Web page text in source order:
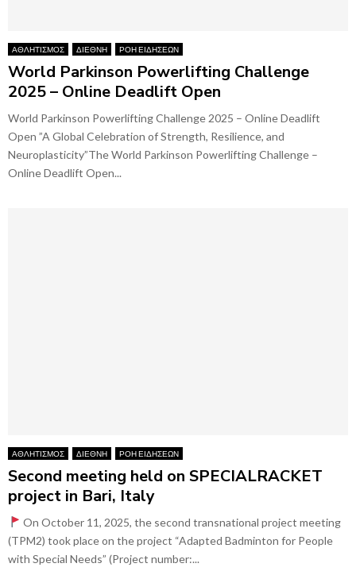
ΑΘΛΗΤΙΣΜΟΣ ΔΙΕΘΝΗ ΡΟΗ ΕΙΔΗΣΕΩΝ
World Parkinson Powerlifting Challenge
2025 – Online Deadlift Open
World Parkinson Powerlifting Challenge 2025 – Online Deadlift
Open ”A Global Celebration of Strength, Resilience, and
Neuroplasticity”The World Parkinson Powerlifting Challenge –
Online Deadlift Open...
ΑΘΛΗΤΙΣΜΟΣ ΔΙΕΘΝΗ ΡΟΗ ΕΙΔΗΣΕΩΝ
Second meeting held on SPECIALRACKET
project in Bari, Italy
On October 11, 2025, the second transnational project meeting
(TPM2) took place on the project “Adapted Badminton for People
with Special Needs” (Project number:...